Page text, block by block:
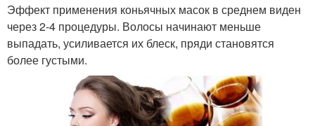
Эффект применения коньячных масок в среднем виден
через 2-4 процедуры. Волосы начинают меньше
выпадать, усиливается их блеск, пряди становятся
более густыми.